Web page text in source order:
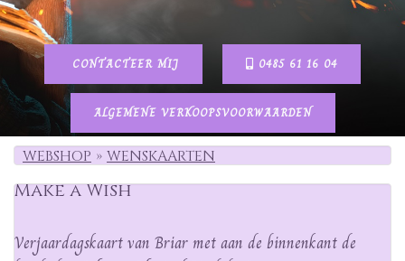
CONTACTEER MIJ 0485 61 16 04
ALGEMENE VERKOOPSVOORWAARDEN
WEBSHOP WENSKAARTEN
Make a Wish
Verjaardagskaart van Briar met aan de binnenkant de